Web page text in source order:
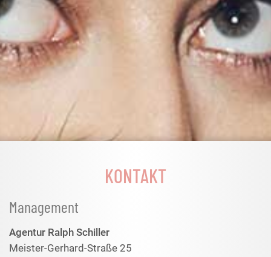
KONTAKT
Management
Agentur Ralph Schiller
Meister-Gerhard-Straße 25